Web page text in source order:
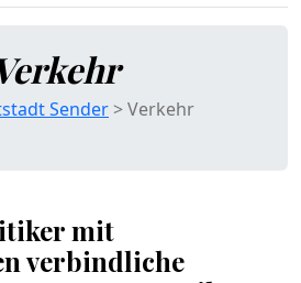
Sender> Verkehr
mit
verbindliche